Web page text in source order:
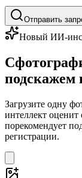
Отправить
Новый ИИ-
подскажем
Загрузите одну
интеллект
порекомендует
регистрации.